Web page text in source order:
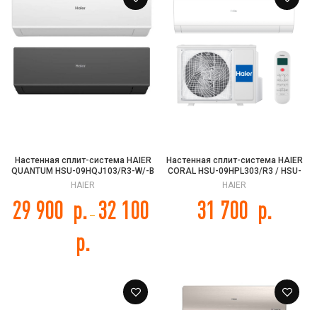
Настенная сплит-система HAIER
QUANTUM HSU-09HQJ103/R3-W/-B
/ HSU-09HQJ103/R3
HAIER
29 900 р. – 32 100
р.
Настенная сплит-система HAIER
CORAL HSU-09HPL303/R3 / HSU-
09HPL103/R3
HAIER
31 700 р.